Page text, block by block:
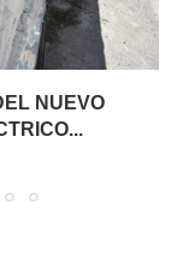
NUEVO